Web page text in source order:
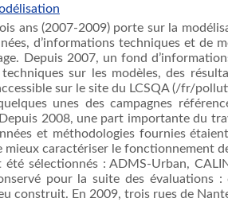
ans (2007-2009) porte sur la
d’informations techniques et de
Depuis 2007, un fond
sur les modèles, des
sur le site du LCSQA (/fr/
unes des campagnes
2008, une part importante du
et méthodologies fournies
caractériser le fonctionnement
été sélectionnés : ADMS-Urban,
pour la suite des
construit. En 2009, trois rues de